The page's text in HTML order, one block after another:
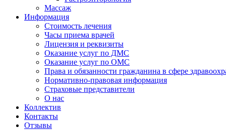
Массаж
Информация
Стоимость лечения
Часы приема врачей
Лицензия и реквизиты
Оказание услуг по ДМС
Оказание услуг по ОМС
Права и обязанности гражданина в сфере
Нормативно-правовая информация
Страховые представители
О нас
Коллектив
Контакты
Отзывы